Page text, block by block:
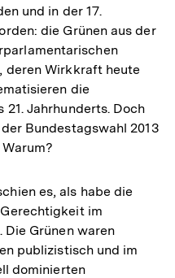
und in der 17.
die Grünen aus der
deren Wirkkraft heute
die
Jahrhunderts. Doch
Bundestagswahl 2013
es, als habe die
im
Grünen waren
publizistisch und im
dominierten